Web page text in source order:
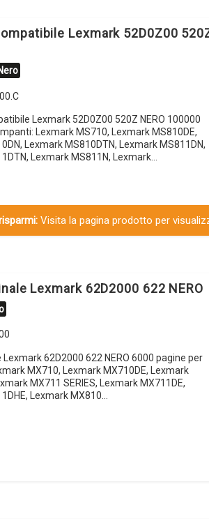
Lexmark 52D0Z00
Lexmark 52D0Z00 520Z NERO 100000
Lexmark MS710, Lexmark MS810DE,
Lexmark MS810DTN, Lexmark MS811DN,
Lexmark MS811N, Lexmark…
Visita la pagina prodotto per
Lexmark 62D2000 622 NERO
62D2000 622 NERO 6000 pagine per
MX710, Lexmark MX710DE, Lexmark
MX711 SERIES, Lexmark MX711DE,
Lexmark MX810…